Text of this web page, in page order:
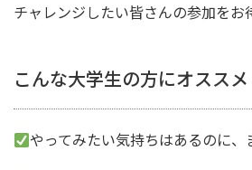
チャレンジしたい皆さんの参加をお
こんな大学生の方にオススメ
やってみたい気持ちはあるのに、